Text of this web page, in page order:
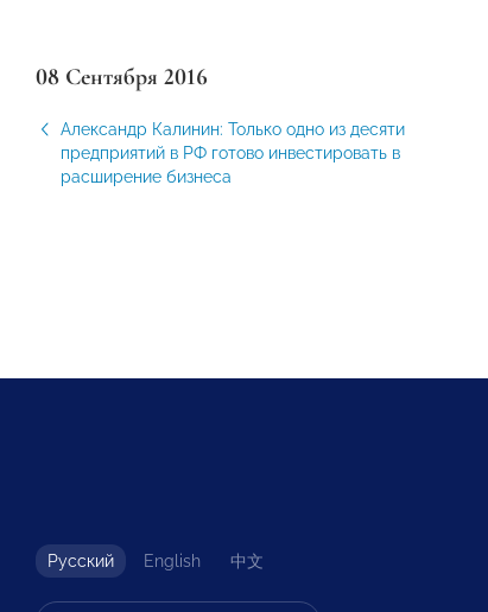
08 Сентября 2016
Александр Калинин: Только одно из десяти
предприятий в РФ готово инвестировать в
расширение бизнеса
Русский English 中文